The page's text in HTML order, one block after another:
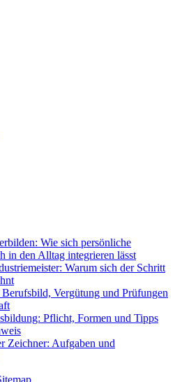
Wie sich persönliche
in den Alltag integrieren lässt
Warum sich der Schritt
Vergütung und Prüfungen
Pflicht, Formen und Tipps
Zeichner: Aufgaben und